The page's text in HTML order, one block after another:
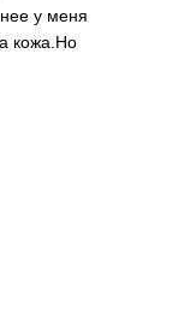
у меня
кожа.Но